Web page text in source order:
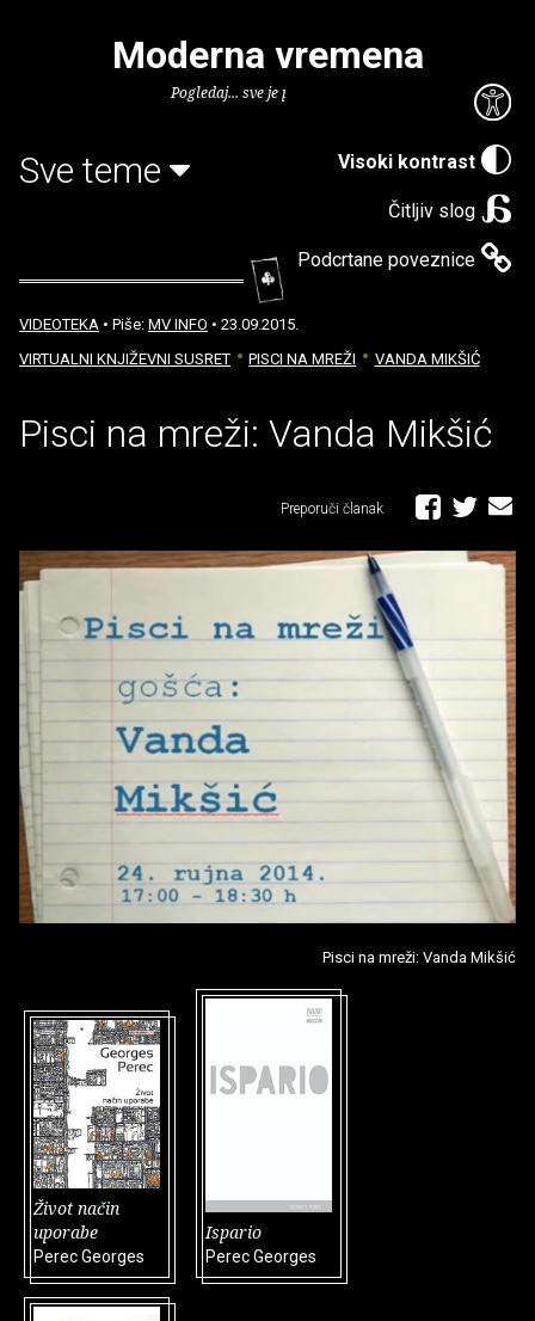
Visoki kontrast
Čitljiv slog
Podcrtane poveznice
Moderna vremena
Pogledaj... sve je puno knjiga.
Sve teme
VIDEOTEKA • Piše: MV INFO • 23.09.2015.
VIRTUALNI KNJIŽEVNI SUSRET
PISCI NA MREŽI VANDA MIKŠIĆ
Pisci na mreži: Vanda Mikšić
Preporuči članak
Pisci na mreži: Vanda Mikšić
Život način
uporabe
Perec Georges
Ispario
Perec Georges